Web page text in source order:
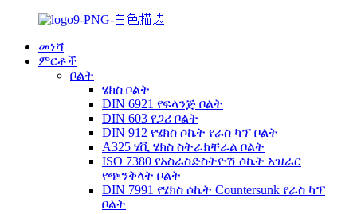
መነሻ
ምርቶች
ቦልት
ሄክስ ቦልት
DIN 6921 የፍላንጅ ቦልት
DIN 603 የጋሪ ቦልት
DIN 912 የሄክስ ሶኬት የራስ ካፕ ቦልት
A325 ሄቪ ሄክስ ስትራክቸራል ቦልት
ISO 7380 የአስራስድስትዮሽ ሶኬት አዝራር
የጭንቅላት ቦልት
DIN 7991 የሄክስ ሶኬት Countersunk የራስ ካፕ
ቦልት